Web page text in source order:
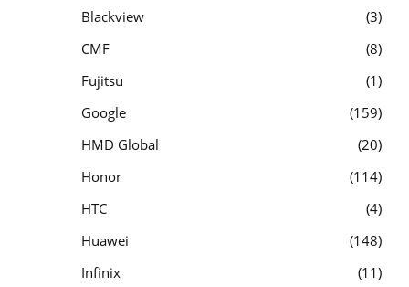
Blackview
3
CMF
8
Fujitsu
1
Google
159
HMD Global
20
Honor
114
HTC
4
Huawei
148
Infinix
11